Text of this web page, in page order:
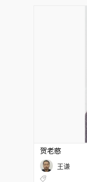
贺老憨
王谦